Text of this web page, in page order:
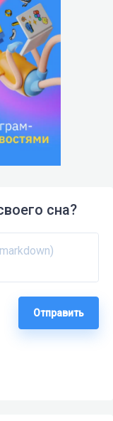
сна?
Отправить